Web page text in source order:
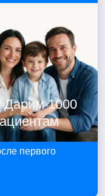
Дарим 1000
первого